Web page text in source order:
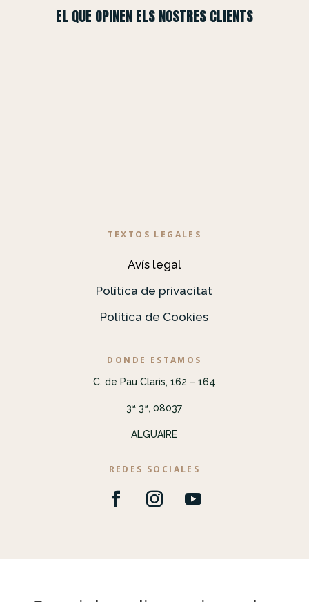
EL QUE OPINEN ELS NOSTRES CLIENTS
TEXTOS LEGALES
Avís legal
Política de privacitat
Política de Cookies
DONDE ESTAMOS
C. de Pau Claris, 162 – 164
3ª 3ª, 08037
ALGUAIRE
REDES SOCIALES